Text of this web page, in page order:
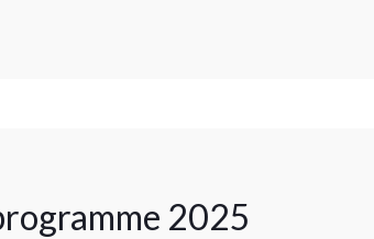
2025